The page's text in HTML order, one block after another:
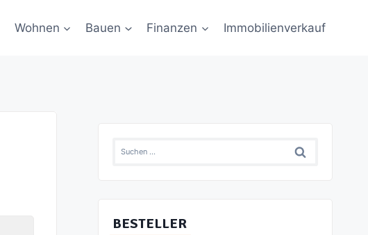
Wohnen Bauen Finanzen Immobilienverkauf
Suchen
BESTELLER